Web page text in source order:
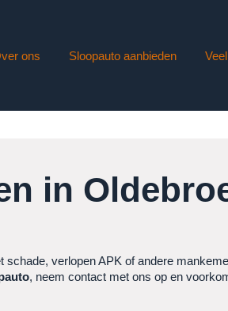
ons Sloopauto aanbieden
in
schade, verlopen APK of andere
, neem contact met ons op en